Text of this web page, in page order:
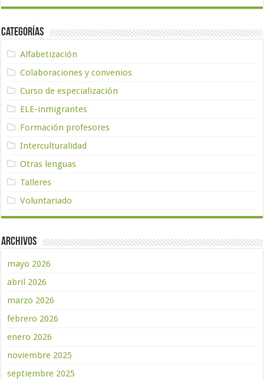
Categorías
Alfabetización
Colaboraciones y convenios
Curso de especialización
ELE-inmigrantes
Formación profesores
Interculturalidad
Otras lenguas
Talleres
Voluntariado
Archivos
mayo 2026
abril 2026
marzo 2026
febrero 2026
enero 2026
noviembre 2025
septiembre 2025